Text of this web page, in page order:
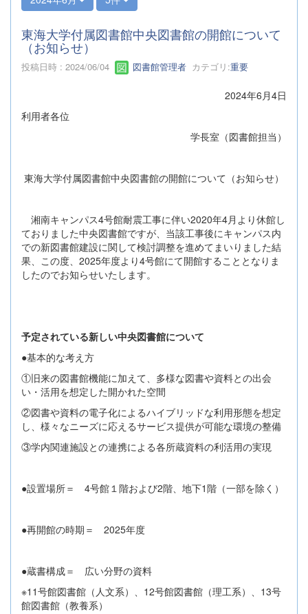
東海大学付属図書館中央図書館の開館について
（お知らせ）
投稿日時 : 2024/06/04 図書館管理者 カテゴリ:重要
2024年6月4日
利用者各位
学長室（図書館担当）
東海大学付属図書館中央図書館の開館について（お知らせ）
湘南キャンパス4号館耐震工事に伴い2020年4月より休館し
ておりました中央図書館ですが、当該工事後にキャンパス内
での新図書館建設に関して検討調整を進めてまいりました結
果、この度、2025年度より4号館にて開館することとなりま
したのでお知らせいたします。
予定されている新しい中央図書館について
●基本的な考え方
①旧来の図書館機能に加えて、多様な図書や資料との出会
い・活用を想定した開かれた空間
②図書や資料の電子化によるハイブリッドな利用形態を想定
し、様々なニーズに応えるサービス提供が可能な環境の整備
③学内関連施設との連携による各所蔵資料の利活用の実現
●設置場所＝ 4号館１階および2階、地下1階（一部を除く）
●再開館の時期＝ 2025年度
●蔵書構成＝ 広い分野の資料
※11号館図書館（人文系）、12号館図書館（理工系）、13号
館図書館（教養系）